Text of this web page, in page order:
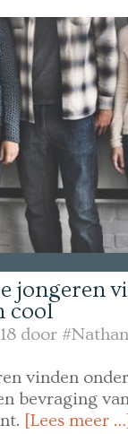
jongeren
cool
door
vinden
bevraging
[Lees meer …]